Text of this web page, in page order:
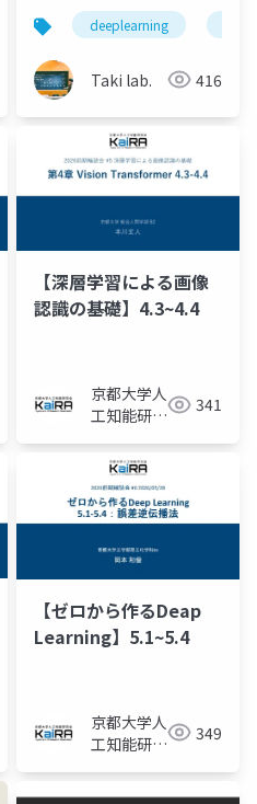
SYMBOLIC
MECHANISMS:
EMERGENT SYMBOL
PROCESSING IN
VISION LANGUAGE
deeplearning
Taki lab. 416
【深層学習による画像
認識の基礎】4.3~4.4
京都大学人
工知能研究
341
【ゼロから作るDeap
Learning】5.1~5.4
京都大学人
工知能研究
349